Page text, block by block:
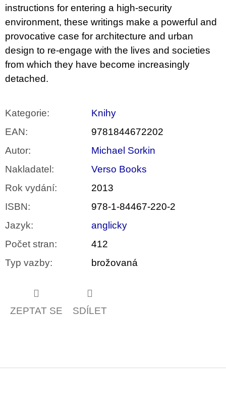
instructions for entering a high-security
environment, these writings make a powerful and
provocative case for architecture and urban
design to re-engage with the lives and societies
from which they have become increasingly
detached.
Kategorie:
Knihy
EAN:
9781844672202
Autor:
Michael Sorkin
Nakladatel :
Verso Books
Rok vydání:
2013
ISBN:
978-1-84467-220-2
Jazyk:
anglicky
Počet stran:
412
Typ vazby: brožovaná
ZEPTAT SE SDÍLET